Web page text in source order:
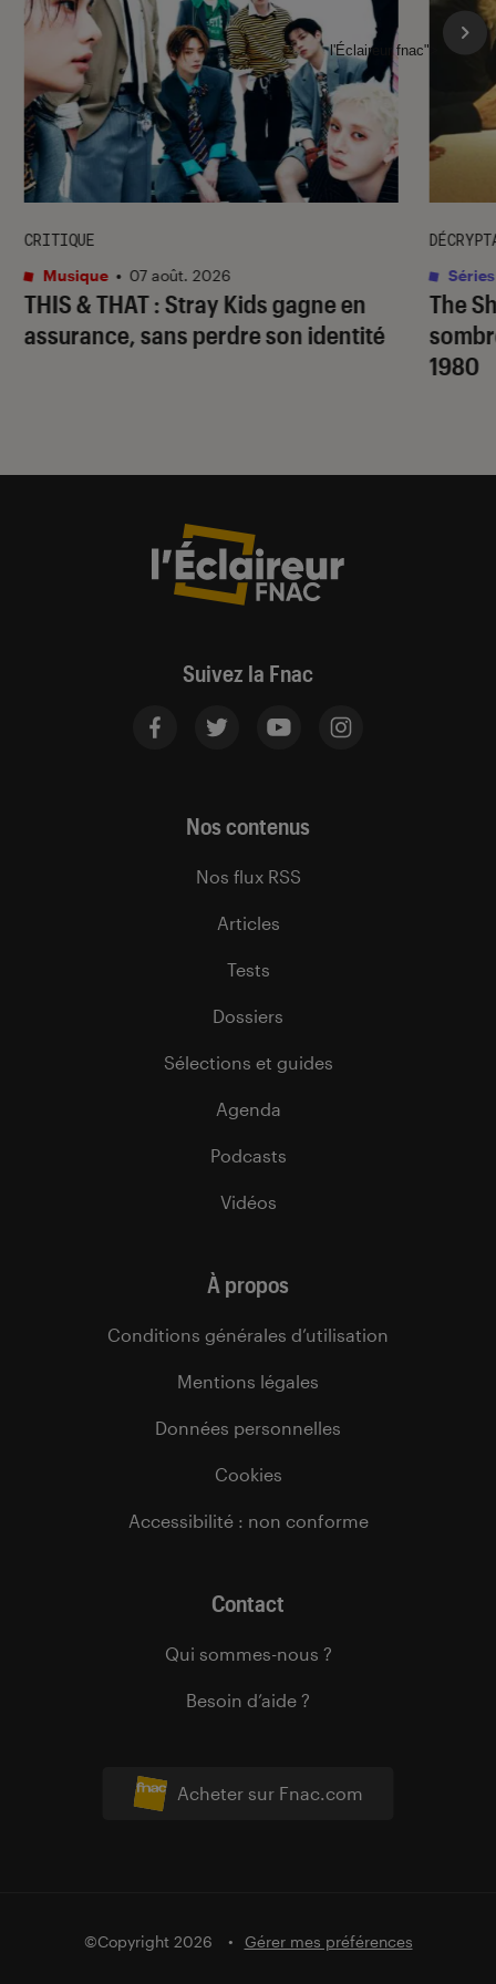
THIS & THAT: Stray Kids gagne en
assurance, sans perdre son identité
CRITIQUE
Musique • 07 août. 2026
The
1980
Séries
l'Éclaireur fnac">
Suivez la Fnac
Acheter sur Fnac.com
Nos contenus
Nos flux RSS
Articles
Tests
Dossiers
Sélections et guides
Agenda
Podcasts
Vidéos
À propos
Conditions générales d’utilisation
Mentions légales
Données personnelles
Cookies
Accessibilité : non conforme
Contact
Qui sommes-nous ?
Besoin d’aide ?
©Copyright 2026 Gérer mes préférences